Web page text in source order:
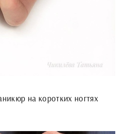
на коротких ногтях